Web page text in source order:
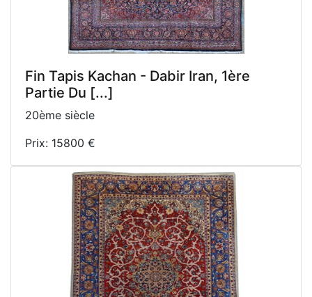
Fin Tapis Kachan - Dabir Iran, 1ère
Partie Du [...]
20ème siècle
Prix: 15800 €